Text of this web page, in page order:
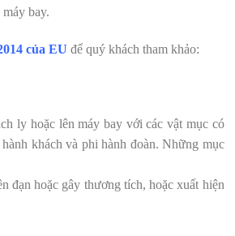
bay.
của EU để quý khách tham khảo:
ly hoặc lên máy bay với các vật mục có
khách và phi hành đoàn. Những mục
đạn hoặc gây thương tích, hoặc xuất hiện